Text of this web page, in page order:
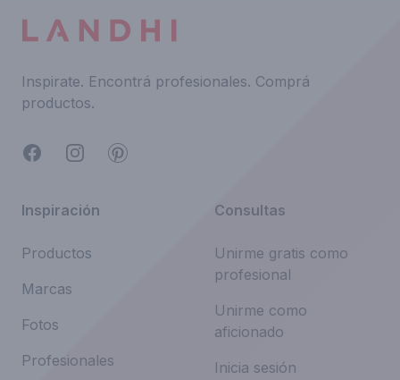
Inspirate. Encontrá profesionales. Comprá
productos.
FacebookInstagramPinterest
Inspiración
Productos
Marcas
Fotos
Profesionales
Consultas
Unirme gratis como
profesional
Unirme como
aficionado
Inicia sesión